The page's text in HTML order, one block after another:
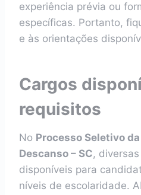
experiência prévia ou
específicas. Portanto,
e às orientações
Cargos
requisitos
No Processo Seletivo
Descanso – SC,
disponíveis para
níveis de escolaridade.